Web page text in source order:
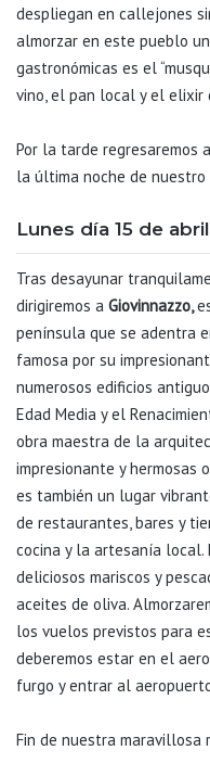
despliegan en callejones
almorzar en este pueblo
gastronómicas es el
vino, el pan local y el elixir
Por la tarde regresaremos a
la última noche de nuestro
Lunes día 15 de
Tras desayunar
dirigiremos a Giovinnazzo,
península que se adentra
famosa por su
numerosos edificios
Edad Media y el
obra maestra de la
impresionante y hermosas
es también un lugar
de restaurantes, bares y
cocina y la artesanía local.
deliciosos mariscos y
aceites de oliva.
los vuelos previstos para
deberemos estar en el
furgo y entrar al
Fin de nuestra